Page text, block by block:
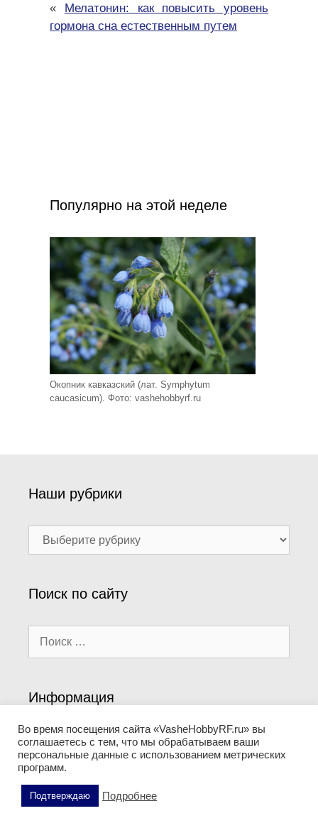
« Мелатонин: как повысить уровень
гормона сна естественным путем
Популярно на этой неделе
Окопник кавказский (лат. Symphytum
caucasicum). Фото: vashehobbyrf.ru
Наши рубрики
Наши
рубрики
Поиск по сайту
Поиск:
Информация
О проекте
Политика конфиденциальности
Мы в социальных сетях
Во время посещения сайта «VasheHobbyRF.ru» вы
соглашаетесь с тем, что мы обрабатываем ваши
персональные данные с использованием метрических
программ.
Подтверждаю Подробнее